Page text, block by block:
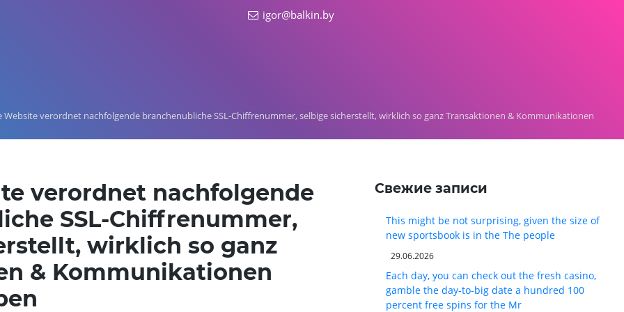
igor@balkin.by
Website verordnet nachfolgende branchenubliche SSL-Chiffrenummer, selbige sicherstellt, wirklich so ganz Transaktionen & Kommunikationen
verordnet nachfolgende
SSL-Chiffrenummer,
wirklich so ganz
& Kommunikationen
Свежие записи
This might be not surprising, given the size of
new sportsbook is in the The people
29.06.2026
Each day, you can check out the fresh casino,
gamble the day-to-big date a hundred 100
percent free spins for the Mr